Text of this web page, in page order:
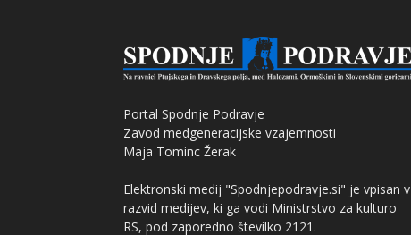
Portal Spodnje Podravje
Zavod medgeneracijske vzajemnosti
Maja Tominc Žerak
Elektronski medij "Spodnjepodravje.si" je vpisan v
razvid medijev, ki ga vodi Ministrstvo za kulturo
RS, pod zaporedno številko 2121.